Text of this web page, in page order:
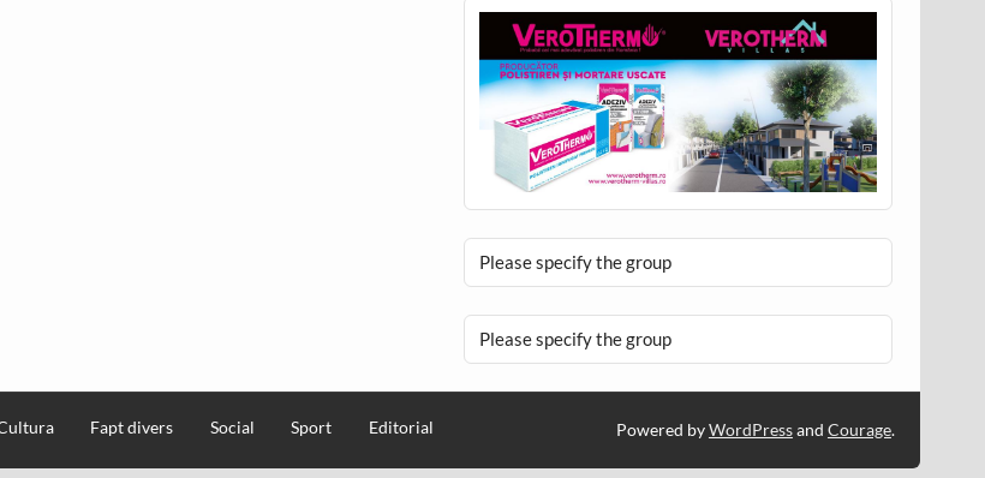
Please specify the group
Please specify the group
Fapt divers Social Sport Editorial Powered byWordPressand Courage.